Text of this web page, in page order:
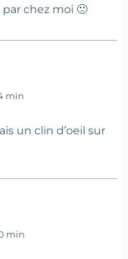
chez moi 🙁
min
un clin d’oeil sur
min